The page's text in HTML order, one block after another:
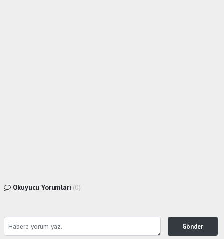
Okuyucu Yorumları (0)
Gönder